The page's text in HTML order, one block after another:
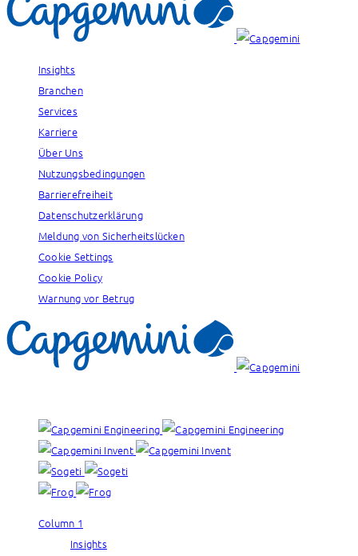
Insights
Branchen
Services
Karriere
Über Uns
Nutzungsbedingungen
Barrierefreiheit
Datenschutzerklärung
Meldung von Sicherheitslücken
Cookie Settings
Cookie Policy
Warnung vor Betrug
Column 1
Insights